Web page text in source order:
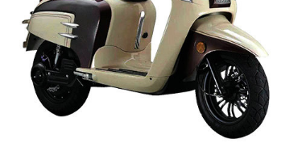
செய்திகள் மற்றும் ஒத்துழைப்பு வழக்குகள்
உற்பத்தி அடிப்படைகள் மற்றும் செயல்முறை
ஆதரவு